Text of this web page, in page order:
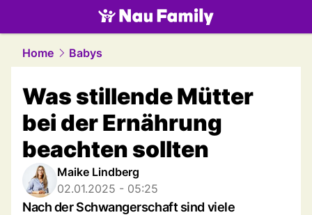
family.NAU.ch
Home Babys
Was stillende Mütter
bei der Ernährung
beachten sollten
Maike Lindberg
02.01.2025 - 05:25
Nach der Schwangerschaft sind viele